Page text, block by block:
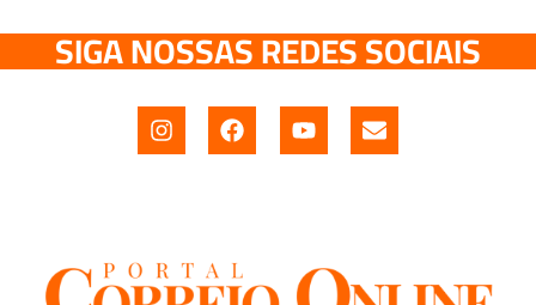
SIGA NOSSAS REDES SOCIAIS